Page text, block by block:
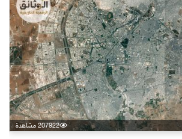
207922 مشاهدة